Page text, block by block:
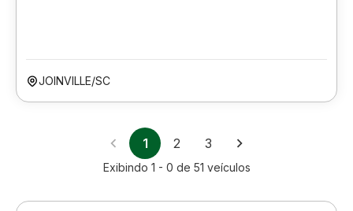
JOINVILLE/SC
1 2 3
Exibindo 1 - 0 de 51 veículos